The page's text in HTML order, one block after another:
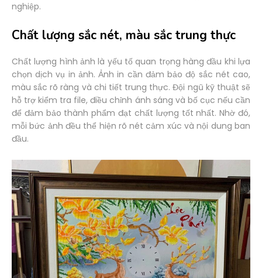
nghiệp.
Chất lượng sắc nét, màu sắc trung thực
Chất lượng hình ảnh là yếu tố quan trọng hàng đầu khi lựa
chọn dịch vụ in ảnh. Ảnh in cần đảm bảo độ sắc nét cao,
màu sắc rõ ràng và chi tiết trung thực. Đội ngũ kỹ thuật sẽ
hỗ trợ kiểm tra file, điều chỉnh ánh sáng và bố cục nếu cần
để đảm bảo thành phẩm đạt chất lượng tốt nhất. Nhờ đó,
mỗi bức ảnh đều thể hiện rõ nét cảm xúc và nội dung ban
đầu.